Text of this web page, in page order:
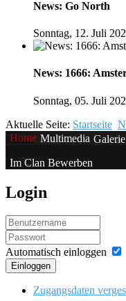
News: Go North
Sonntag, 12. Juli
News: 1666:
Sonntag, 05. Juli
Aktuelle Seite: Startseite
Home Multimedia Galerie
Im Clan Bewerben
Login
Automatisch einloggen
Einloggen
Zugangsdaten